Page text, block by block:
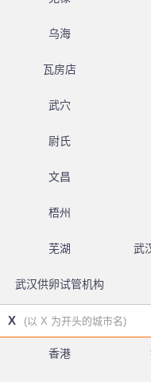
乌海
瓦房店
武穴
尉氏
文昌
梧州
芜湖 武
武汉供卵试管机构
X (以 X 为开头的城市名)
香港